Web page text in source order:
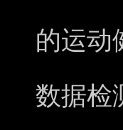
的运动
数据检